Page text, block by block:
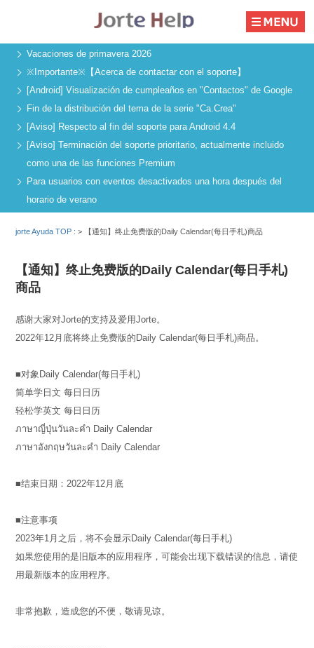
Vacaciones de primavera 2026
※Importante※【Acerca de contactar con el soporte】
[Android] Visualización de cumpleaños en "Contactos" de Google
Fin de la distribución del tema de la serie "Ca.Crea"
[Aviso] Respecto al fin del soporte para Android 4.4
[Aviso] Terminación del soporte prioritario, actualmente incluido
como una de las funciones Premium
Para usuarios con eventos desactivados una hora después del
horario de verano
jorte Ayuda TOP :> 【通知】终止免费版的Daily Calendar(每日手札)商品
【通知】终止免费版的Daily Calendar(每日手札)
商品
感谢大家对Jorte的支持及爱用Jorte。
2022年12月底将终止免费版的Daily Calendar(每日手札)商品。
■对象Daily Calendar(每日手札)
简单学日文 每日日历
轻松学英文 每日日历
ภาษาญี่ปุ่นวันละคำ Daily Calendar
ภาษาอังกฤษวันละคำ Daily Calendar
■结束日期：2022年12月底
■注意事项
2023年1月之后，将不会显示Daily Calendar(每日手札)
如果您使用的是旧版本的应用程序，可能会出现下载错误的信息，请使
用最新版本的应用程序。
非常抱歉，造成您的不便，敬请见谅。